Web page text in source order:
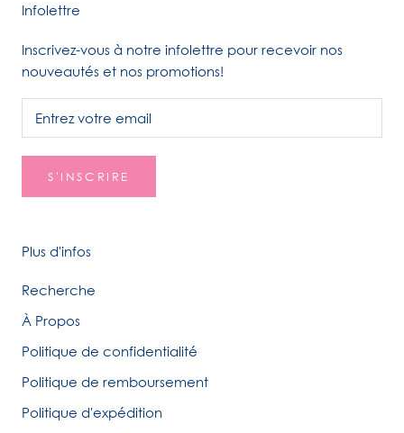
Infolettre
Inscrivez-vous à notre infolettre pour recevoir nos
nouveautés et nos promotions!
S'INSCRIRE
Plus d'infos
Recherche
À Propos
Politique de confidentialité
Politique de remboursement
Politique d'expédition